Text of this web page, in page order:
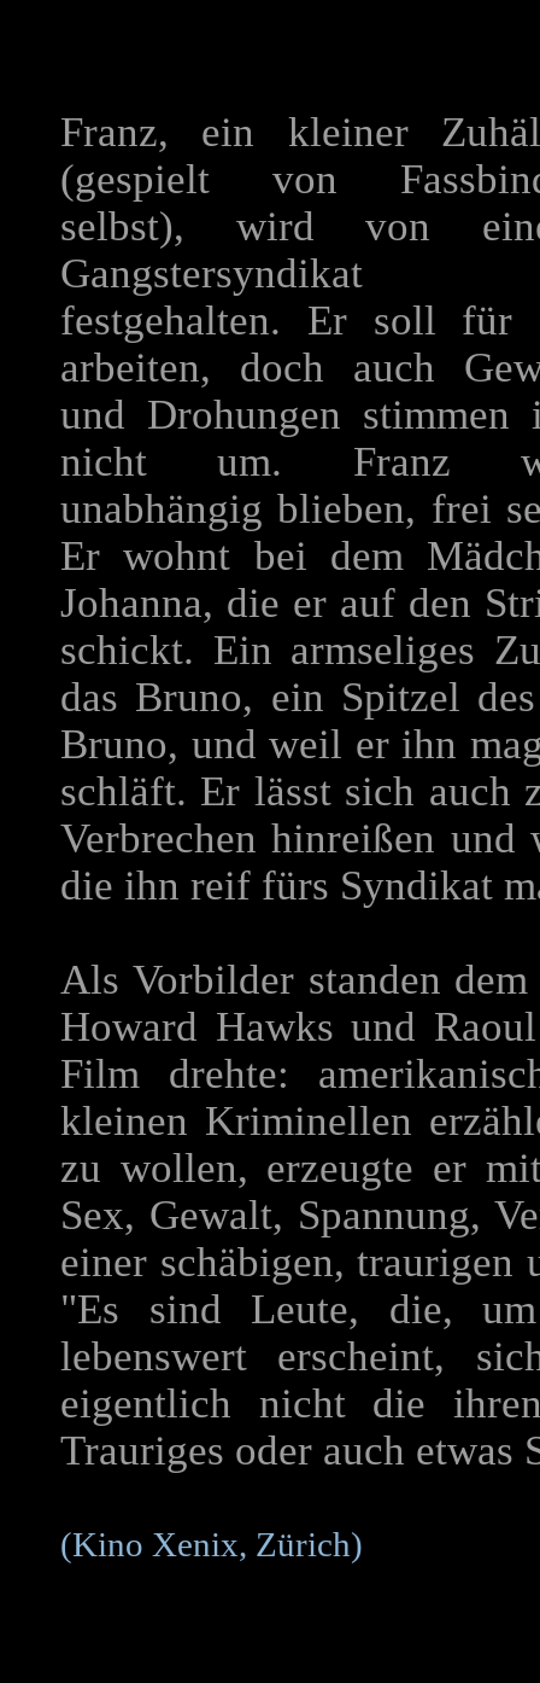
Franz, ein kleiner
(gespielt von
selbst), wird von
Gangstersyndikat
festgehalten. Er soll für
arbeiten, doch auch
und Drohungen stimmen
nicht um. Franz
unabhängig blieben, frei
Er wohnt bei dem
Johanna, die er auf den
schickt. Ein armseliges
das Bruno, ein Spitzel
Bruno, und weil er ihn
schläft. Er lässt sich auch
Verbrechen hinreißen
die ihn reif fürs Syndikat
Als Vorbilder standen
Howard Hawks und
Film drehte:
kleinen Kriminellen
zu wollen, erzeugte er
Sex, Gewalt, Spannung,
einer schäbigen, traurigen
"Es sind Leute, die,
lebenswert erscheint,
eigentlich nicht die
Trauriges oder auch etwas
(Kino Xenix, Zürich)